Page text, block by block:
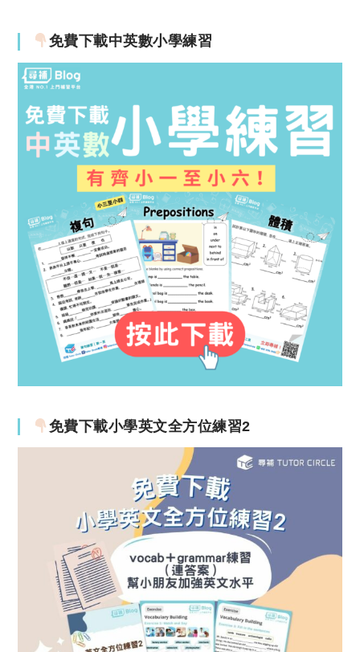
免費下載中英數小學練習
免費下載小學英文全方位練習2